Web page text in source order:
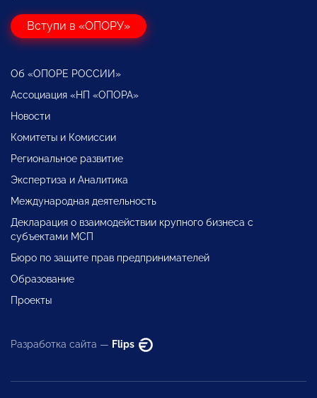
Вступи в «ОПОРУ»
Об «ОПОРЕ РОССИИ»
Ассоциация «НП «ОПОРА»
Новости
Комитеты и Комиссии
Региональное развитие
Экспертиза и Аналитика
Международная деятельность
Декларация о взаимодействии крупного бизнеса с
субъектами МСП
Бюро по защите прав предпринимателей
Образование
Проекты
Разработка сайта — Flips